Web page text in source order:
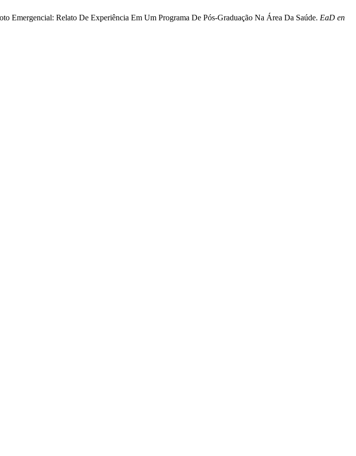
Emergencial: Relato De Experiência Em Um Programa De Pós-Graduação Na Área Da Saúde. EaD en